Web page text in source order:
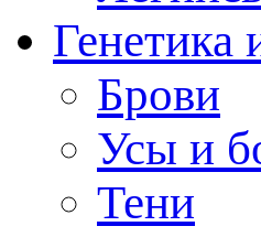
Генетика
Брови
Усы и
Тени